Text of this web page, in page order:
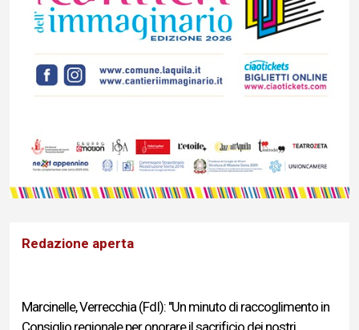
Redazione aperta
Marcinelle, Verrecchia (FdI): "Un minuto di raccoglimento in
Consiglio regionale per onorare il sacrificio dei nostri